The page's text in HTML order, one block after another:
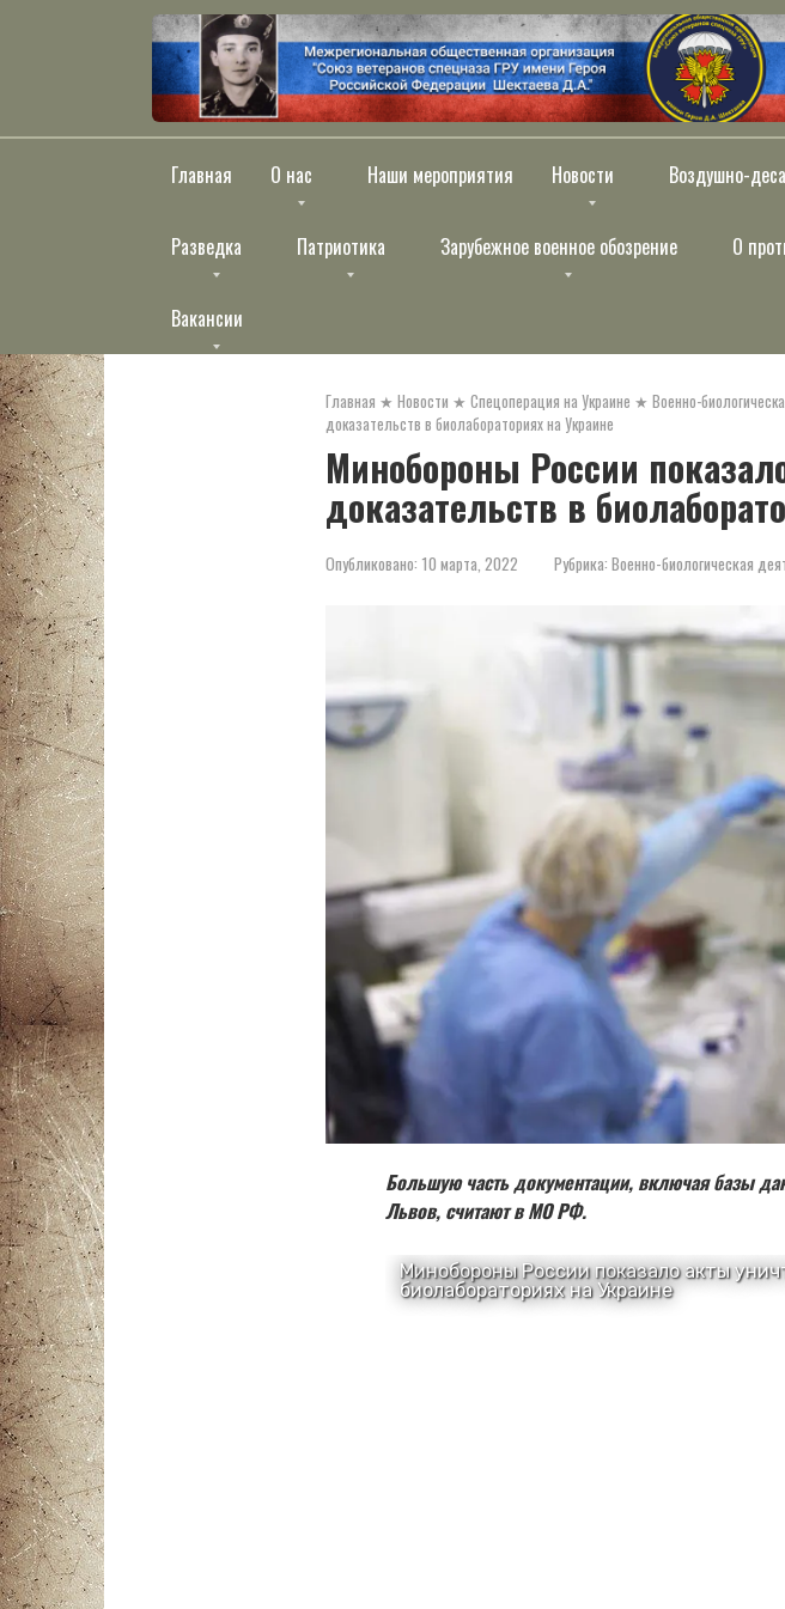
Главная О нас Наши мероприятия Новости Воздушно-
Разведка Патриотика Зарубежное военное обозрение О
Вакансии
Главная ★ Новости ★ Спецоперация на Украине ★ Военно-
доказательств в биолабораториях на Украине
Минобороны России
доказательств в
Опубликовано: 10 марта, 2022 Рубрика: Военно-биологическая
Большую часть документации, включая базы
Львов, считают в МО РФ.